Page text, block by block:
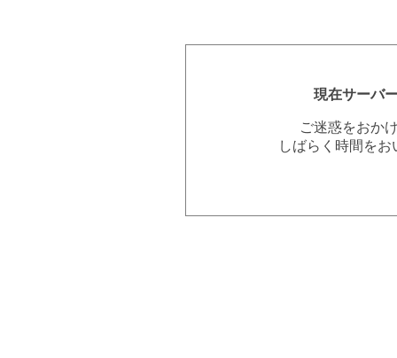
現在サーバ
ご迷惑をおか
しばらく時間を